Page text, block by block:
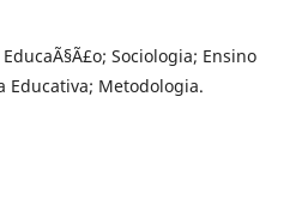
Sociologia; Ensino
Educativa; Metodologia.